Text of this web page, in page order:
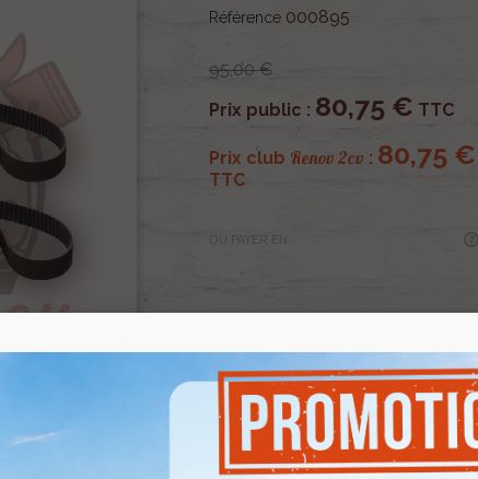
Référence 000895
95,00 €
Prix public : 80,75 € TTC
Prix club Renov 2cv : 80,75 €
TTC
OU PAYER EN
Set de distribution
Besoin d'un renseignement
pas à contacter notre service